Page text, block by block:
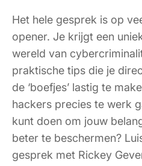
Het hele gesprek is op
opener. Je krijgt een
wereld van
praktische tips die je
de ‘boefjes’ lastig te
hackers precies te werk
kunt doen om jouw
beter te beschermen?
gesprek met Rickey